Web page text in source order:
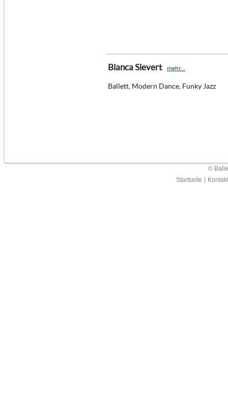
Bianca Sievert mehr...
Ballett, Modern Dance, Funky Jazz
©
Startseite
Kontakt